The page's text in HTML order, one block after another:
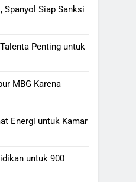
Spanyol Siap Sanksi
Penting untuk
MBG Karena
Energi untuk Kamar
untuk 900